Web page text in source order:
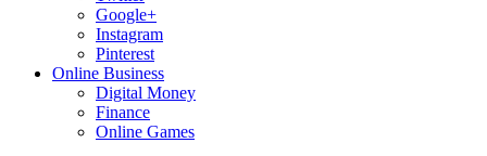
Google+
Instagram
Pinterest
Online Business
Digital Money
Finance
Online Games